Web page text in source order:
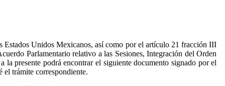
Unidos Mexicanos, así como por el artículo 21 fracción III
Parlamentario relativo a las Sesiones, Integración del Orden
presente podrá encontrar el siguiente documento signado por el
trámite correspondiente.